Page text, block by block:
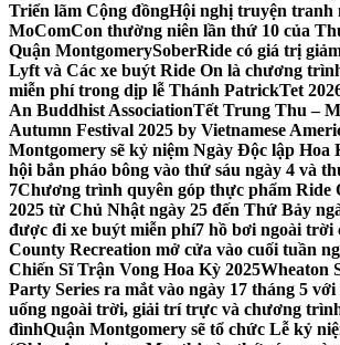
Triển lãm Cộng đồngHội nghị truyện tranh
MoComCon thường niên lần thứ 10 của
Quận MontgomerySoberRide có giá trị
Lyft và Các xe buýt Ride On là chương
miễn phí trong dịp lễ Thánh PatrickTet
An Buddhist AssociationTết Trung Thu –
Autumn Festival 2025 by Vietnamese
Montgomery sẽ kỷ niệm Ngày Độc lập Hoa
hội bắn pháo bông vào thứ sáu ngày 4 và
7Chương trình quyên góp thực phẩm Ride
2025 từ Chủ Nhật ngày 25 đến Thứ Bảy
được đi xe buýt miễn phí7 hồ bơi ngoài trời
County Recreation mở cửa vào cuối tuần
Chiến Sĩ Trận Vong Hoa Kỳ 2025Wheaton
Party Series ra mắt vào ngày 17 tháng 5
uống ngoài trời, giải trí trực và chương
đìnhQuận Montgomery sẽ tổ chức Lễ kỷ